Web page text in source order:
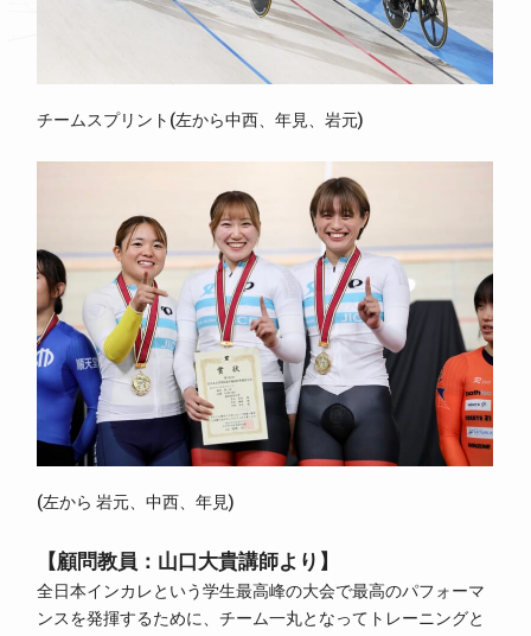
チームスプリント(左から中西、年見、岩元)
(左から 岩元、中西、年見)
【顧問教員：山口大貴講師より】
全日本インカレという学生最高峰の大会で最高のパフォーマ
ンスを発揮するために、チーム一丸となってトレーニングと